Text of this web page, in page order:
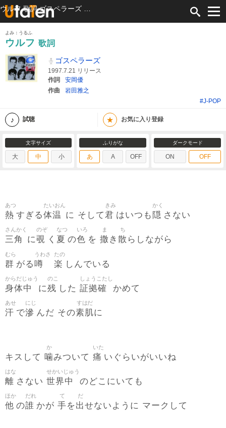
よみ：うるふ
ウルフ 歌詞
ゴスペラーズ
1997.7.21 リリース
作詞
安岡優
作曲
岩田雅之
#J-POP
試聴 ★ お気に入り登録
文字サイズ
大 中 小
ふりがな
あ A OFF
ダークモード
ON OFF
熱
あつ
すぎる体温
たいおん
に そして君
きみ
はいつも 隠
かく
さない
三角
さんかく
に覗
のぞ
く 夏
なつ
の色
いろ
を 撒
ま
き 散
ち
らしながら
群
むら
がる噂
うわさ
楽
たの
しんでいる
身体中
からだじゅう
に残
のこ
した 証拠確
しょうこたし
かめて
汗
あせ
で滲
にじ
んだ その素肌
すはだ
に
キスして 噛
か
みついて 痛
いた
いぐらいがいいね
離
はな
さない 世界中
せかいじゅう
のどこにいても
他
ほか
の誰
だれ
かが 手
て
を出
だ
せないように マークして